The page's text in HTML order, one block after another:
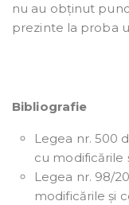
nu au obținut
prezinte la proba
Bibliografie
Legea nr. 500
cu modificările
Legea nr. 98/
modificările și